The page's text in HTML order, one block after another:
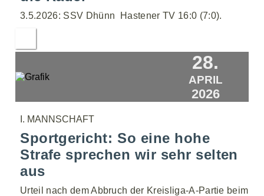
3.5.2026: SSV Dhünn  Hastener TV 16:0 (7:0).
28.
APRIL
2026
I. MANNSCHAFT
Sportgericht: So eine hohe
Strafe sprechen wir sehr selten
aus
Urteil nach dem Abbruch der Kreisliga-A-Partie beim